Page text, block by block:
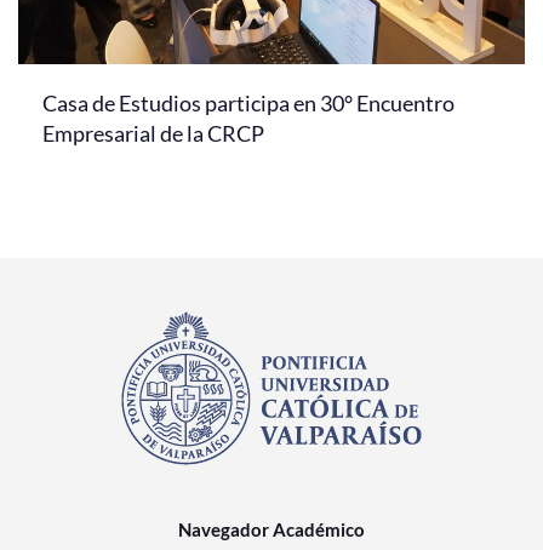
Casa de Estudios participa en 30° Encuentro
Empresarial de la CRCP
Navegador Académico